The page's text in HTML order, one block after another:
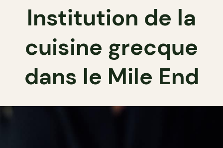
Institution de la
cuisine grecque
dans le Mile End